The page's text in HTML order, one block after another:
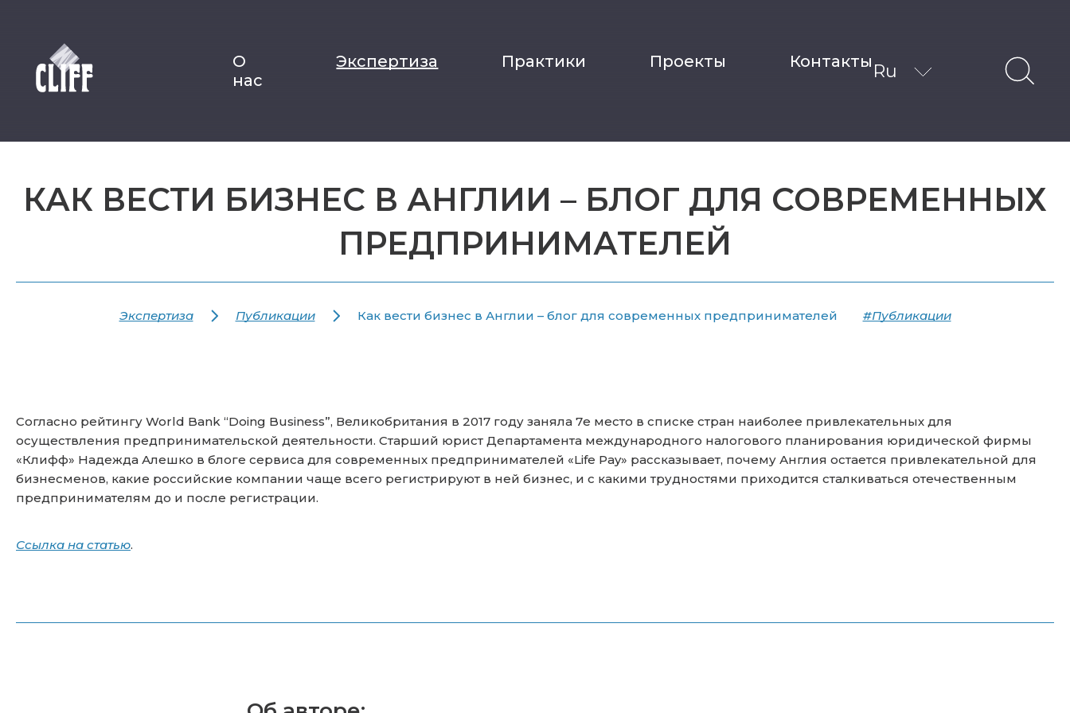
О
нас
Экспертиза Практики Проекты Контакты Ru
КАК ВЕСТИ БИЗНЕС В АНГЛИИ – БЛОГ ДЛЯ СОВРЕМЕННЫХ
ПРЕДПРИНИМАТЕЛЕЙ
Экспертиза Публикации Как вести бизнес в Англии – блог для современных предпринимателей #Публикации
Согласно рейтингу World Bank “Doing Business”, Великобритания в 2017 году заняла 7е место в списке стран наиболее привлекательных для
осуществления предпринимательской деятельности. Старший юрист Департамента международного налогового планирования юридической фирмы
«Клифф» Надежда Алешко в блоге сервиса для современных предпринимателей «Life Pay» рассказывает, почему Англия остается привлекательной для
бизнесменов, какие российские компании чаще всего регистрируют в ней бизнес, и с какими трудностями приходится сталкиваться отечественным
предпринимателям до и после регистрации.
Ссылка на статью.